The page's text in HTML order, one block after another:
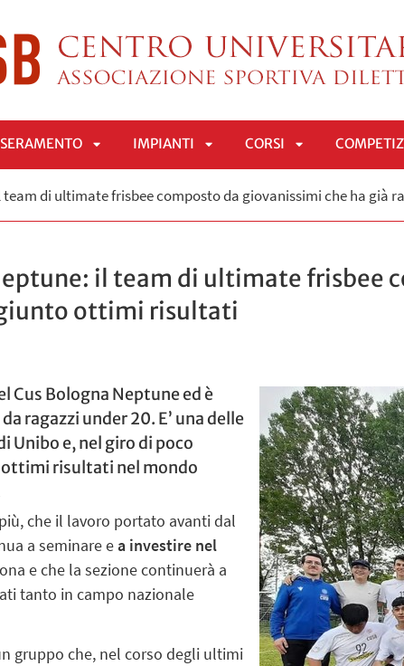
APRI
IMPIANTI
APRI
CORSI
APRI
team di ultimate frisbee composto da giovanissimi che ha già
il team di ultimate frisbee
ottimi risultati
Cus Bologna Neptune ed è
ragazzi under 20. E’ una delle
Unibo e, nel giro di poco
risultati nel mondo
che il lavoro portato avanti dal
a seminare ea investire nel
e che la sezione continuerà a
tanto in campo nazionale
gruppo che, nel corso degli ultimi